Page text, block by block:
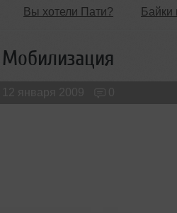
Вы хотели Пати? Байки
Мобилизация